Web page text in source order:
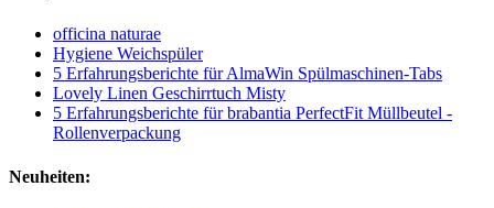
officina naturae
Hygiene Weichspüler
5 Erfahrungsberichte für AlmaWin Spülmaschinen-Tabs
Lovely Linen Geschirrtuch Misty
5 Erfahrungsberichte für brabantia PerfectFit Müllbeutel -
Rollenverpackung
Neuheiten: